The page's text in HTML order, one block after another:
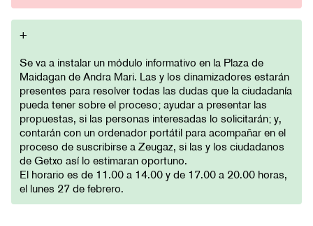
+
Se va a instalar un módulo informativo en la Plaza de
Maidagan de Andra Mari. Las y los dinamizadores estarán
presentes para resolver todas las dudas que la ciudadanía
pueda tener sobre el proceso; ayudar a presentar las
propuestas, si las personas interesadas lo solicitarán; y,
contarán con un ordenador portátil para acompañar en el
proceso de suscribirse a Zeugaz, si las y los ciudadanos
de Getxo así lo estimaran oportuno.
El horario es de 11.00 a 14.00 y de 17.00 a 20.00 horas,
el lunes 27 de febrero.